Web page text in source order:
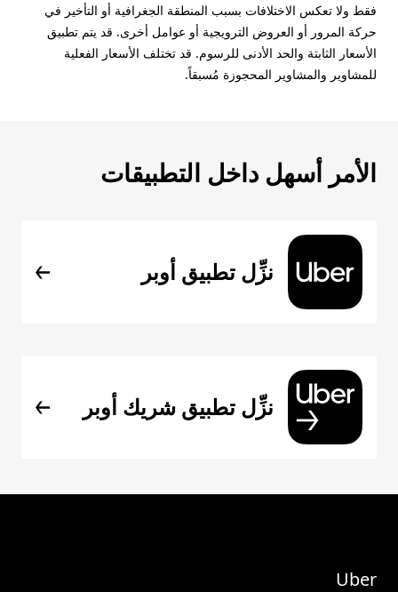
فقط ولا تعكس الاختلافات بسبب المنطقة الجغرافية أو التأخير في
حركة المرور أو العروض الترويجية أو عوامل أخرى. قد يتم تطبيق
الأسعار الثابتة والحد الأدنى للرسوم. قد تختلف الأسعار الفعلية
للمشاوير والمشاوير المحجوزة مُسبقاً.
الأمر أسهل داخل التطبيقات
نزِّل تطبيق أوبر
نزِّل تطبيق شريك أوبر
Uber